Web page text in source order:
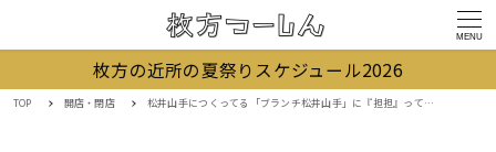
MENU
枚方の近所の夏祭りスケジュール2026
TOP 開店・閉店 松井山手につくってる「ブランチ松井山手」に『担担』って担々麺専門店ができるみたい。12月オープン